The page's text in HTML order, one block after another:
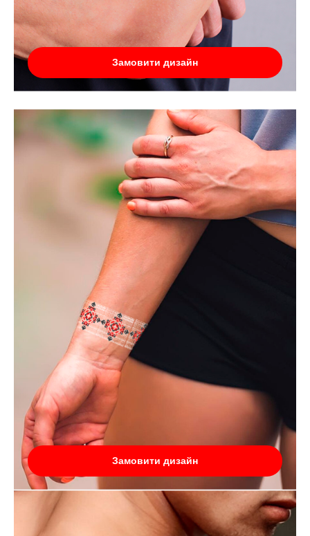
Замовити дизайн
Замовити дизайн